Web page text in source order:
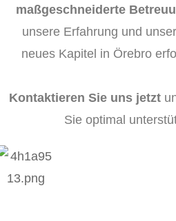
maßgeschneiderte
unsere Erfahrung und
neues Kapitel in Örebro
Kontaktieren Sie uns jetzt
Sie optimal